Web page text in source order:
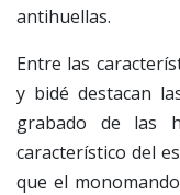
antihuellas.
Entre las
y bidé destacan
grabado de las
característico del
que el